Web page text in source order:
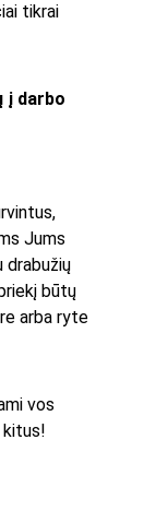
tikrai
į darbo
Jums
drabužių
būtų
arba ryte
vos
kitus!